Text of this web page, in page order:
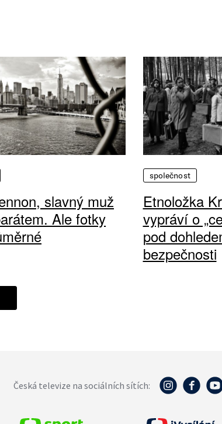
slavný muž
Ale fotky
společnost
Etnoložka
vypráví o
pod
bezpečnosti
Česká televize na sociálních sítích: